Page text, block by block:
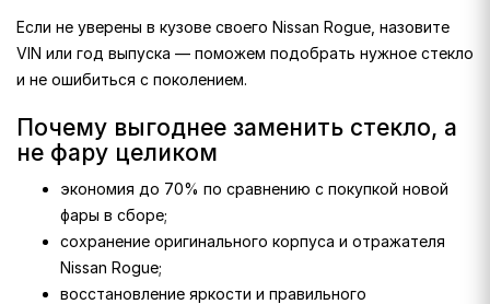
Если не уверены в кузове своего Nissan Rogue, назовите
VIN или год выпуска — поможем подобрать нужное стекло
и не ошибиться с поколением.
Почему выгоднее заменить стекло, а
не фару целиком
экономия до 70% по сравнению с покупкой новой
фары в сборе;
сохранение оригинального корпуса и отражателя
Nissan Rogue;
восстановление яркости и правильного